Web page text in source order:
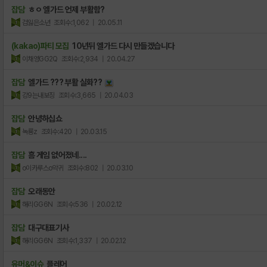
잡담 ㅎㅇ 엘가드 언제 부활함?
검잃은소년 조회수:1,062 | 20.05.11
(kakao)파티 모집 10년뒤 엘가드 다시 만들겠습니다
이채영GG2Q 조회수:2,934 | 20.04.27
잡담 엘가드 ??? 부활 실화??
강9는내보징 조회수:3,665 | 20.04.03
잡담 안녕하십쇼
녹룡z 조회수:420 | 20.03.15
잡담 흠 게임 없어졌네....
o이카루스o악귀 조회수:802 | 20.03.10
잡담 오래동안
해리GG6N 조회수:536 | 20.02.12
잡담 대구대표기사
해리GG6N 조회수:1,337 | 20.02.12
유머&이슈 플레어